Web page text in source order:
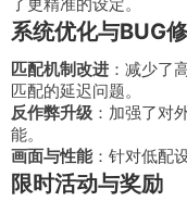
系统优化与BUG
匹配机制改进 ：减少了
匹配的延迟问题。
反作弊升级 ：加强了对
能。
画面与性能：针对低配
限时活动与奖励